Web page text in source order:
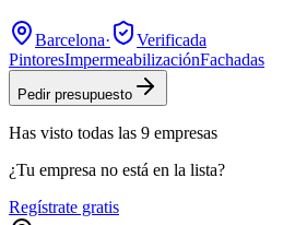
Barcelona·
Verificada
PintoresImpermeabilizaciónFachadas
Pedir presupuesto
Has visto todas las 9 empresas
¿Tu empresa no está en la lista?
Regístrate gratis